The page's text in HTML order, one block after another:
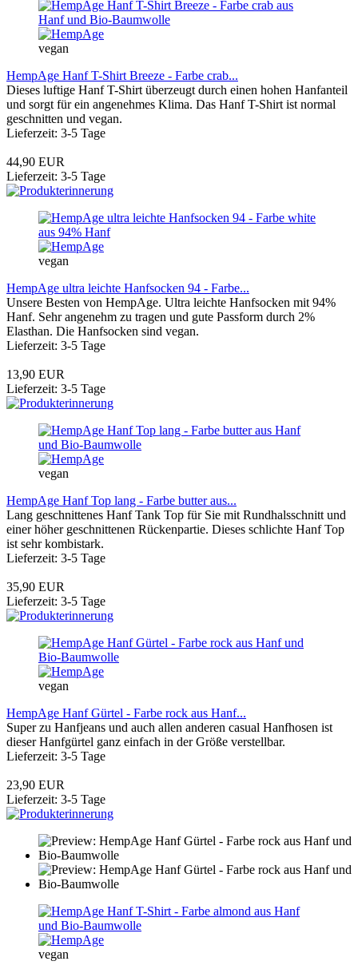
vegan
HempAge Hanf T-Shirt Breeze - Farbe crab...
Dieses luftige Hanf T-Shirt überzeugt durch einen hohen Hanfanteil
und sorgt für ein angenehmes Klima. Das Hanf T-Shirt ist normal
geschnitten und vegan.
Lieferzeit: 3-5 Tage
44,90 EUR
Lieferzeit: 3-5 Tage
vegan
HempAge ultra leichte Hanfsocken 94 - Farbe...
Unsere Besten von HempAge. Ultra leichte Hanfsocken mit 94%
Hanf. Sehr angenehm zu tragen und gute Passform durch 2%
Elasthan. Die Hanfsocken sind vegan.
Lieferzeit: 3-5 Tage
13,90 EUR
Lieferzeit: 3-5 Tage
vegan
HempAge Hanf Top lang - Farbe butter aus...
Lang geschnittenes Hanf Tank Top für Sie mit Rundhalsschnitt und
einer höher geschnittenen Rückenpartie. Dieses schlichte Hanf Top
ist sehr kombistark.
Lieferzeit: 3-5 Tage
35,90 EUR
Lieferzeit: 3-5 Tage
vegan
HempAge Hanf Gürtel - Farbe rock aus Hanf...
Super zu Hanfjeans und auch allen anderen casual Hanfhosen ist
dieser Hanfgürtel ganz einfach in der Größe verstellbar.
Lieferzeit: 3-5 Tage
23,90 EUR
Lieferzeit: 3-5 Tage
vegan